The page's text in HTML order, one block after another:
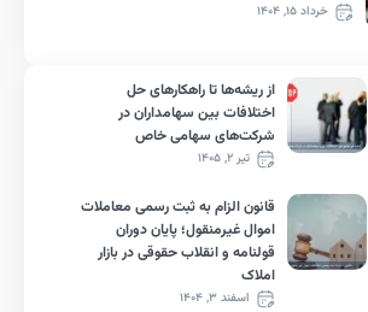
از ریشه‌ها تا راهکارهای حل
اختلافات بین سهامداران در
شرکت‌های سهامی خاص
تیر ۲, ۱۴۰۵
قانون الزام به ثبت رسمی معاملات
اموال غیرمنقول؛ پایان دوران
قولنامه و انقلاب حقوقی در بازار
املاک